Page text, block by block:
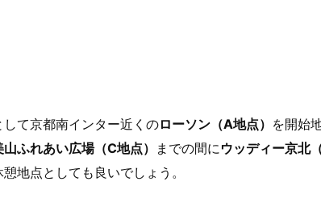
して京都南インター近くのローソン（A地点） を開始
山ふれあい広場（C地点） までの間にウッディー京北
地点としても良いでしょう。